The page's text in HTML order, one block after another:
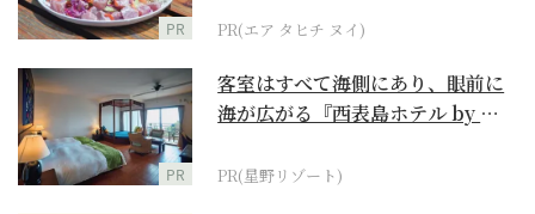
PR PR(エア タヒチ ヌイ)
PR
客室はすべて海側にあり、眼前に
海が広がる『西表島ホテル by 星
PR(星野リゾート)